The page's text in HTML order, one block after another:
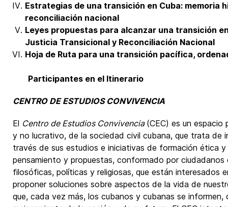
Estrategias de una transición en Cuba:
reconciliación nacional
Leyes propuestas para alcanzar una transición
Justicia Transicional y Reconciliación Nacional
Hoja de Ruta para una transición pacífica,
Participantes en el Itinerario
CENTRO DE ESTUDIOS CONVIVENCIA
El Centro de Estudios Convivencia (CEC) es un espacio
y no lucrativo, de la sociedad civil cubana, que trata de
través de sus estudios e iniciativas de formación ética
pensamiento y propuestas, conformado por ciudadanos
filosóficas, políticas y religiosas, que están interesados
proponer soluciones sobre aspectos de la vida de
que, cada vez más, los cubanos y cubanas se